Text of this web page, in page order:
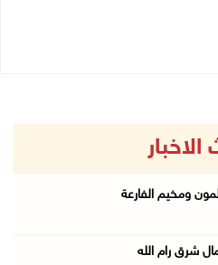
ومخيم الفارعة
شرق رام الله